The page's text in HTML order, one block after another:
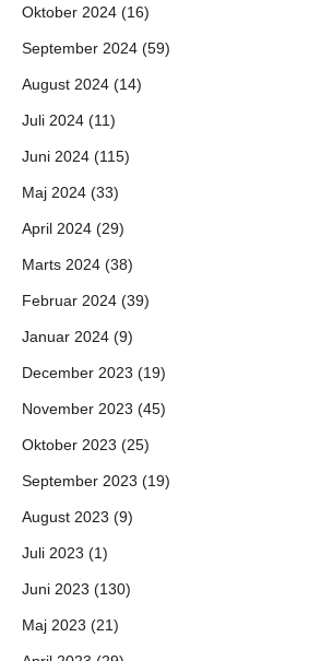
Oktober 2024 (16)
September 2024 (59)
August 2024 (14)
Juli 2024 (11)
Juni 2024 (115)
Maj 2024 (33)
April 2024 (29)
Marts 2024 (38)
Februar 2024 (39)
Januar 2024 (9)
December 2023 (19)
November 2023 (45)
Oktober 2023 (25)
September 2023 (19)
August 2023 (9)
Juli 2023 (1)
Juni 2023 (130)
Maj 2023 (21)